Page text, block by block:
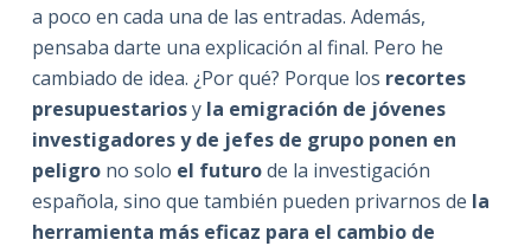
a poco en cada una de las entradas. Además,
pensaba darte una explicación al final. Pero he
cambiado de idea. ¿Por qué? Porque los recortes
presupuestariosyla emigración de jóvenes
investigadores y de jefes de grupo ponen en
peligrono solo el futurode la investigación
española, sino que también pueden privarnos de la
herramienta más eficaz para el cambio de